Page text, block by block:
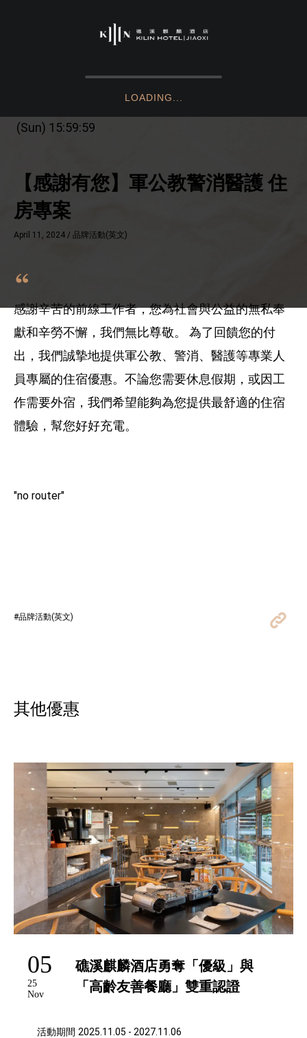
泉瀞雙人房(無景觀) KNW
垠際景觀雙人客房 GK
謐境輕奢雙人客房 DK
垠際全瞰景客房 PK
泉瀞雙人套房 DSD
謐境輕奢親子客房 S2D
泉瀞親子家庭套房 D2D
閣樓家庭客房 CD2K
麒麟天際套房 KSK
繁體中文 English
【感謝有您】軍公教警消醫護 住
房專案
April 11, 2024 / 品牌活動(英文)
(Sun) 15:59:59
感謝辛苦的前線工作者，您為社會與公益的無私奉
獻和辛勞不懈，我們無比尊敬。 為了回饋您的付
出，我們誠摯地提供軍公教、警消、醫護等專業人
員專屬的住宿優惠。不論您需要休息假期，或因工
作需要外宿，我們希望能夠為您提供最舒適的住宿
體驗，幫您好好充電。
"no router"
#品牌活動(英文)
其他優惠
05
25
Nov
礁溪麒麟酒店勇奪「優級」與
「高齡友善餐廳」雙重認證
活動期間 2025.11.05 - 2027.11.06
LOADING...